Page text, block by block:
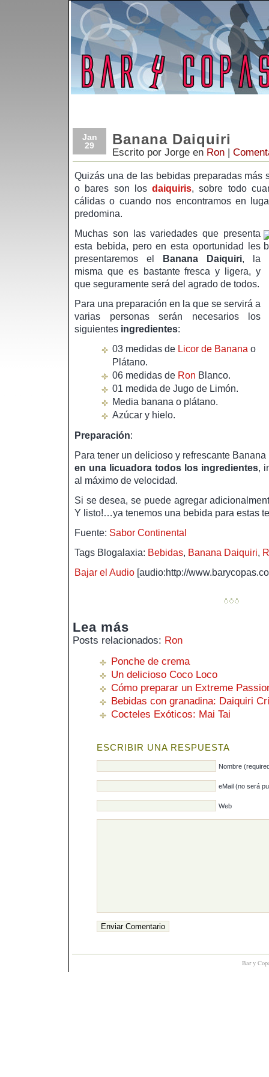
Jan
29
Banana Daiquiri
Escrito por Jorge en Ron |
Quizás una de las bebidas preparadas más
o bares son losdaiquiris, sobre todo
cálidas o cuando nos encontramos en
predomina.
Muchas son las variedades que presenta
esta bebida, pero en esta oportunidad les
presentaremos el
Banana Daiquiri, la
misma que es bastante fresca y ligera, y
que seguramente será del agrado de todos.
Para una preparación en la que se servirá a
varias personas serán necesarios los
siguientes ingredientes:
03 medidas de Licor de Banana o
Plátano.
06 medidas de Ron Blanco.
01 medida de Jugo de Limón.
Media banana o plátano.
Azúcar y hielo.
Preparación:
Para tener un delicioso y refrescante
en una licuadora todos los ingredientes,
al máximo de velocidad.
Si se desea, se puede agregar
Y listo!…ya tenemos una bebida para estas
Fuente: Sabor Continental
Tags Blogalaxia: Bebidas, Banana Daiquiri,
Bajar el Audio [audio:http://
Lea más
Posts relacionados: Ron
Ponche de crema
Un delicioso Coco Loco
Cómo preparar un Extreme
Bebidas con granadina: Daiquiri
Cocteles Exóticos: Mai Tai
ESCRIBIR UNA RESPUESTA
Nombre
eMail (no será
Web
Bar y